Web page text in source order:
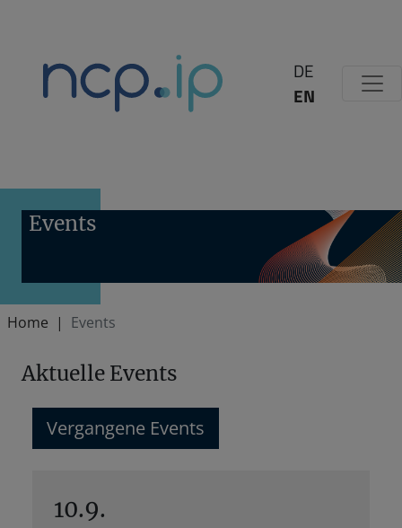
DE
EN
Events
Home Events
Aktuelle Events
Vergangene Events
10.9.